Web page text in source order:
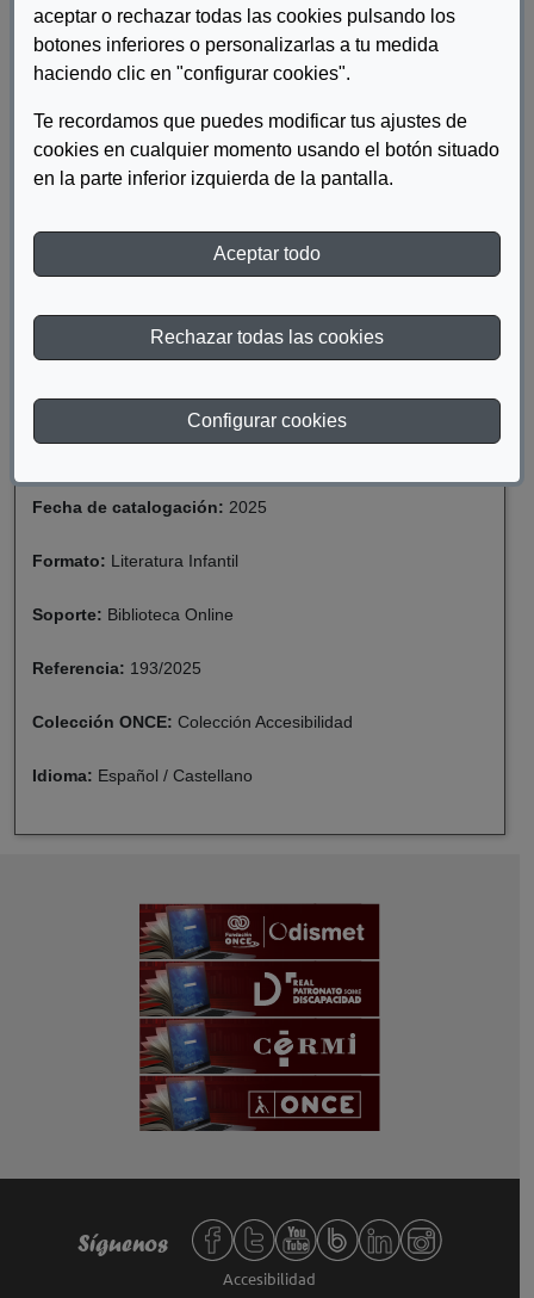
aceptar o rechazar todas las cookies pulsando los
botones inferiores o personalizarlas a tu medida
haciendo clic en "configurar cookies".
Te recordamos que puedes modificar tus ajustes de
cookies en cualquier momento usando el botón situado
en la parte inferior izquierda de la pantalla.
Aceptar todo
Rechazar todas las cookies
Configurar cookies
Esta guía cuenta la historia de Occi que está preocupado y
necesita pedir ayuda. Esta historia nos enseña que a veces nos
ayuda y hablar de lo que nos ocurre. Occi y Morons cuentan en
esta historia que es fácil hablar de lo que sentimos con viñetas
sencillas.
DESCARGAR OCCI Y MORONS. PEDIR AYUDA ES
Discapacidad
Año de publicación:2025
Fecha de catalogación: 2025
Formato: Literatura Infantil
Soporte: Biblioteca Online
Referencia: 193/2025
Colección ONCE: Colección Accesibilidad
Idioma: Español / Castellano
Redes sociales de Fundación ONCE,
Síguenos
Accesibilidad